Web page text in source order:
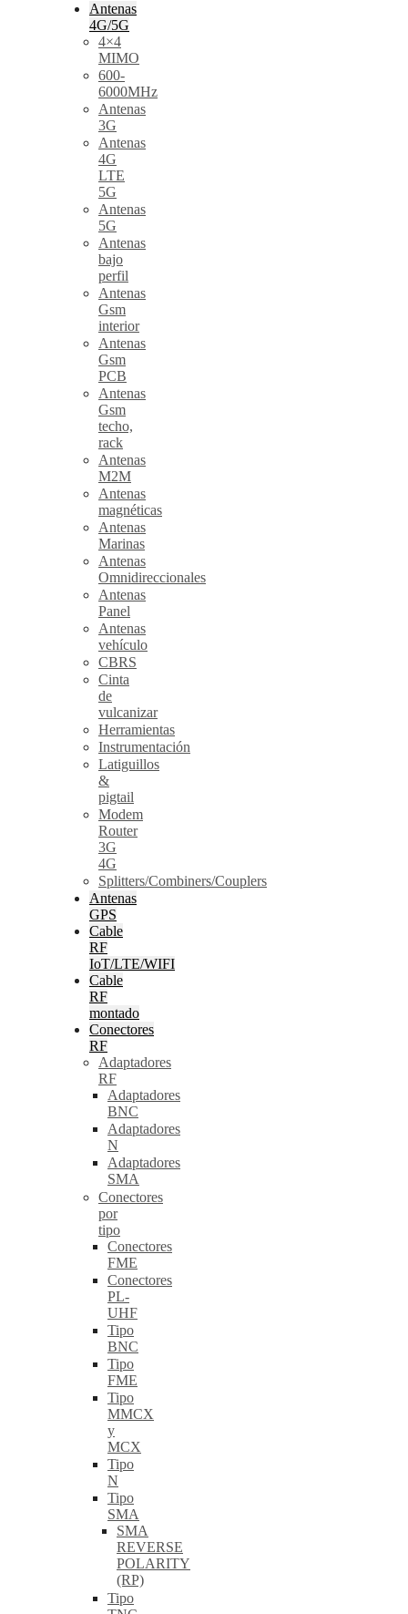
Antenas
4G/5G
4×4
MIMO
600-
6000MHz
Antenas
3G
Antenas
4G
LTE
5G
Antenas
5G
Antenas
bajo
perfil
Antenas
Gsm
interior
Antenas
Gsm
PCB
Antenas
Gsm
techo,
rack
Antenas
M2M
Antenas
magnéticas
Antenas
Marinas
Antenas
Omnidireccionales
Antenas
Panel
Antenas
vehículo
CBRS
Cinta
de
vulcanizar
Herramientas
Instrumentación
Latiguillos
&
pigtail
Modem
Router
3G
4G
Splitters/Combiners/Couplers
Antenas
GPS
Cable
RF
IoT/LTE/WIFI
Cable
RF
montado
Conectores
RF
Adaptadores
RF
Adaptadores
BNC
Adaptadores
N
Adaptadores
SMA
Conectores
por
tipo
Conectores
FME
Conectores
PL-
UHF
Tipo
BNC
Tipo
FME
Tipo
MMCX
y
MCX
Tipo
N
Tipo
SMA
SMA
REVERSE
POLARITY
(RP)
Tipo